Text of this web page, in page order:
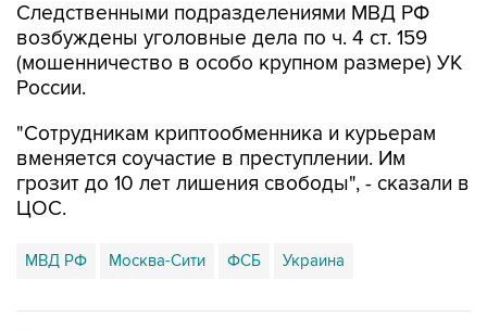
Следственными подразделениями МВД РФ
возбуждены уголовные дела по ч. 4 ст. 159
(мошенничество в особо крупном размере) УК
России.
"Сотрудникам криптообменника и курьерам
вменяется соучастие в преступлении. Им
грозит до 10 лет лишения свободы", - сказали в
ЦОС.
МВД РФ Москва-Сити ФСБ Украина